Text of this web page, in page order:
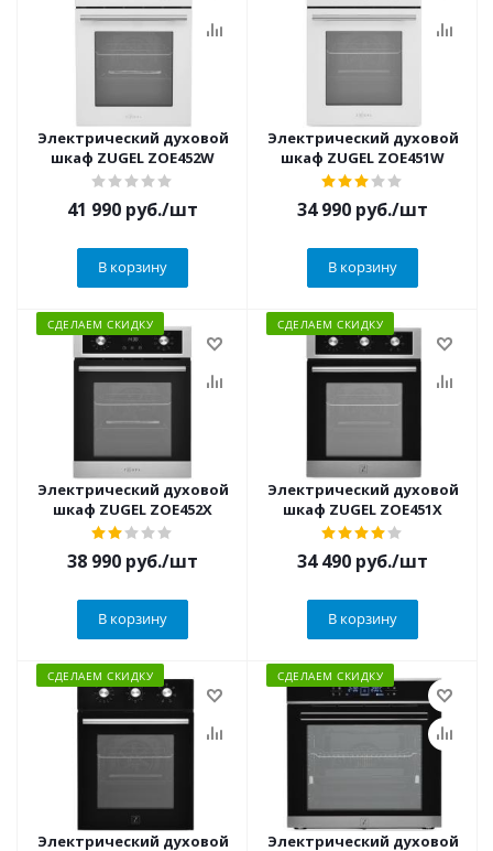
Электрический духовой
шкаф ZUGEL ZOE452W
41 990 руб./шт
В корзину
Электрический духовой
шкаф ZUGEL ZOE451W
34 990 руб./шт
В корзину
СДЕЛАЕМ СКИДКУ
Электрический духовой
шкаф ZUGEL ZOE452X
38 990 руб./шт
В корзину
СДЕЛАЕМ СКИДКУ
Электрический духовой
шкаф ZUGEL ZOE451X
34 490 руб./шт
В корзину
СДЕЛАЕМ СКИДКУ
Электрический духовой
СДЕЛАЕМ СКИДКУ
Электрический духовой